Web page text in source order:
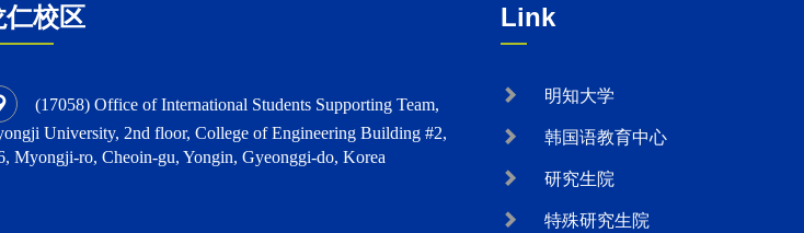
仁校区
(17058) Office of International Students Supporting Team,
University, 2nd floor, College of Engineering Building #2,
Myongji-ro, Cheoin-gu, Yongin, Gyeonggi-do, Korea
Link
明知大学
韩国语教育中心
研究生院
特殊研究生院